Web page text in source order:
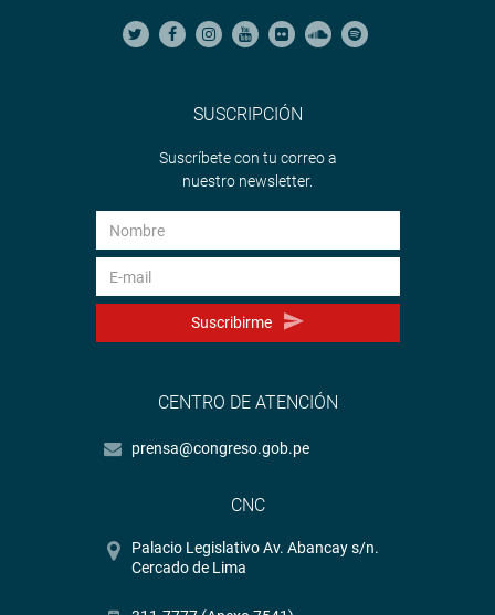
SUSCRIPCIÓN
Suscríbete con tu correo a
nuestro newsletter.
Suscribirme
CENTRO DE ATENCIÓN
prensa@congreso.gob.pe
CNC
Palacio Legislativo Av. Abancay s/n.
Cercado de Lima